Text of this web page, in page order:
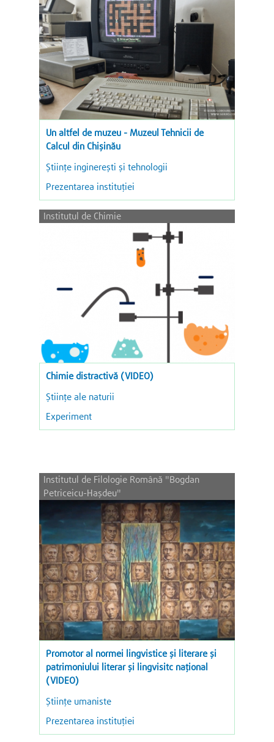
Un altfel de muzeu - Muzeul Tehnicii de
Calcul din Chișinău
Ştiinţe inginereşti şi tehnologii
Prezentarea instituției
Institutul de Chimie
Chimie distractivă (VIDEO)
Științe ale naturii
Experiment
Institutul de Filologie Română "Bogdan
Petriceicu-Hașdeu"
Promotor al normei lingvistice și literare și
patrimoniului literar și lingvisitc național
(VIDEO)
Ştiinţe umaniste
Prezentarea instituției